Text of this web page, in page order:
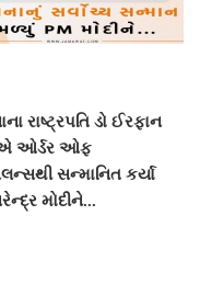
રાષ્ટ્રપતિ ડો ઈરફાન
ઓર્ડર ઓફ
સન્માનિત કર્યા
મોદીને...